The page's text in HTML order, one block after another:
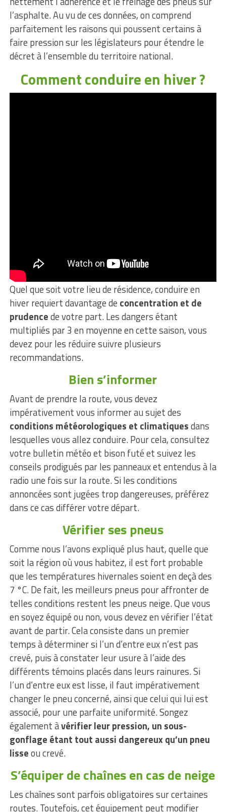
l’asphalte. Au vu de ces données, on comprend
parfaitement les raisons qui poussent certains à
faire pression sur les législateurs pour étendre le
décret à l’ensemble du territoire national.
Comment conduire en hiver ?
Quel que soit votre lieu de résidence, conduire en
hiver requiert davantage de concentration et de
prudencede votre part. Les dangers étant
multipliés par 3 en moyenne en cette saison, vous
devez pour les réduire suivre plusieurs
recommandations.
Bien s’informer
Avant de prendre la route, vous devez
impérativement vous informer au sujet des
conditions météorologiques et climatiquesdans
lesquelles vous allez conduire. Pour cela, consultez
votre bulletin météo et bison futé et suivez les
conseils prodigués par les panneaux et entendus à la
radio une fois sur la route. Si les conditions
annoncées sont jugées trop dangereuses, préférez
dans ce cas différer votre départ.
Vérifier ses pneus
Comme nous l’avons expliqué plus haut, quelle que
soit la région où vous habitez, il est fort probable
que les températures hivernales soient en deçà des
7 °C. De fait, les meilleurs pneus pour affronter de
telles conditions restent les pneus neige. Que vous
en soyez équipé ou non, vous devez en vérifier l’état
avant de partir. Cela consiste dans un premier
temps à déterminer si l’un d’entre eux n’est pas
crevé, puis à constater leur usure à l’aide des
différents témoins placés dans leurs rainures. Si
l’un d’entre eux est lisse, il faut impérativement
changer le pneu concerné, ainsi que celui qui lui est
associé, pour une parfaite uniformité. Songez
également àvérifier leur pression, un sous-
gonflage étant tout aussi dangereux qu’un pneu
lisseou crevé.
S’équiper de chaînes en cas de neige
Les chaînes sont parfois obligatoires sur certaines
routes. Toutefois, cet équipement peut modifier